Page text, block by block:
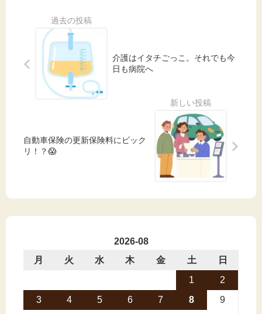
き
け
習
ワクワ
ナムス
介護はイタチごっこ。それでも今
日も病院へ
自動車保険の更新保険料にビック
リ！？😱
2026-08
月
火 水 木 金 土
日
1
2
3
4 5 6 7 8
9